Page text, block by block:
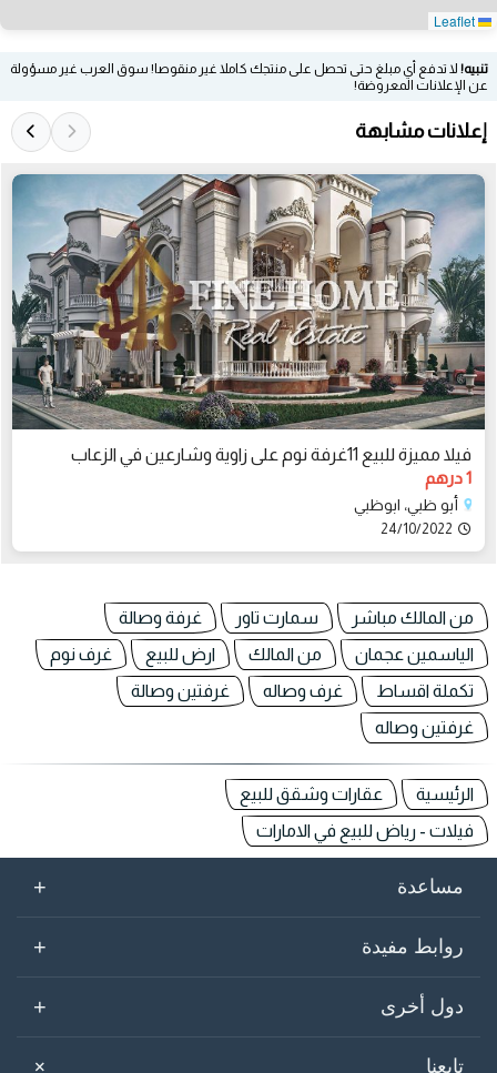
تنبيه! لا تدفع أي مبلغ حتى تحصل على منتجك كاملا غير منقوصا! سوق العرب غير مسؤولة
عن الإعلانات المعروضة!
إعلانات مشابهة
فيلا مميزة للبيع 11غرفة نوم على زاوية وشارعين في الزعاب
1 درهم
أبو ظبي، ابوظبي
24/10/2022
من المالك مباشر سمارت تاور
غرفة وصالة
الياسمين عجمان
من المالك ارض للبيع
غرف نوم
تكملة اقساط
غرف وصاله
غرفتين وصالة
غرفتين وصاله
الرئيسية
عقارات وشقق للبيع
فيلات - رياض للبيع في الامارات
مساعدة +
روابط مفيدة +
دول أخرى +
تابعنا +